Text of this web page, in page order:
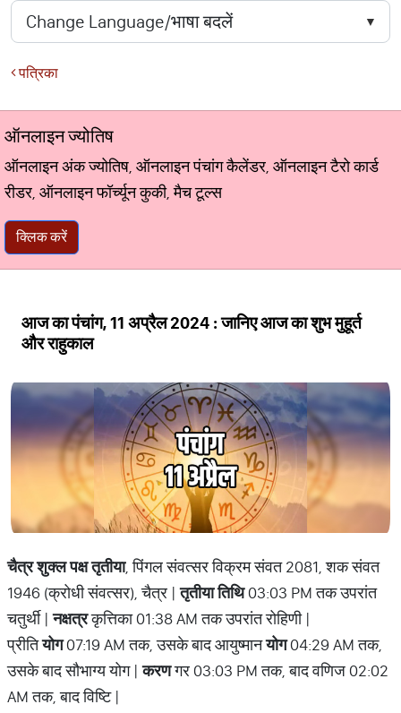
पत्रिका
ऑनलाइन ज्योतिष
ऑनलाइन अंक ज्योतिष, ऑनलाइन पंचांग कैलेंडर, ऑनलाइन टैरो कार्ड
रीडर, ऑनलाइन फॉर्च्यून कुकी, मैच टूल्स
क्लिक करें
आज का पंचांग, 11 अप्रैल 2024 : जानिए आज का शुभ मुहूर्त
और राहुकाल
चैत्र शुक्ल पक्ष तृतीया, पिंगल संवत्सर विक्रम संवत 2081, शक संवत
1946 (क्रोधी संवत्सर), चैत्र |तृतीया तिथि03:03 PM तक उपरांत
चतुर्थी |नक्षत्रकृत्तिका 01:38 AM तक उपरांत रोहिणी |
प्रीतियोग07:19 AM तक, उसके बाद आयुष्मानयोग04:29 AM तक,
उसके बाद सौभाग्य योग |करणगर 03:03 PM तक, बाद वणिज 02:02
AM तक, बाद विष्टि |